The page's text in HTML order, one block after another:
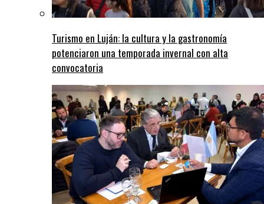
Turismo en Luján: la cultura y la gastronomía
potenciaron una temporada invernal con alta
convocatoria